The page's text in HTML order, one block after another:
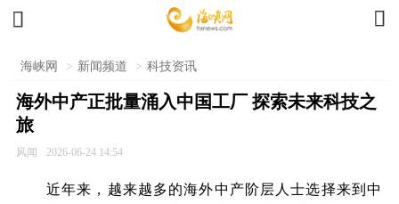
 
海峡网 > 新闻频道 > 科技资讯
海外中产正批量涌入中国工厂 探索未来科技之
旅
风闻 2026-06-24 14:54
近年来，越来越多的海外中产阶层人士选择来到中